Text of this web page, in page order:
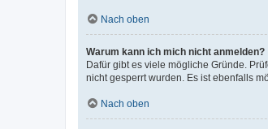
Nach oben
Warum kann ich mich nicht anmelden?
Dafür gibt es viele mögliche Gründe.
nicht gesperrt wurden. Es ist ebenfalls
Nach oben